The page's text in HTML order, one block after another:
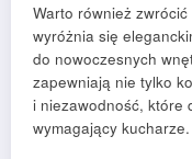
Warto również
wyróżnia się
do nowoczesnych
zapewniają nie tylko
i niezawodność, które
wymagający kucharze.